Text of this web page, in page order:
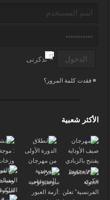
تذكرنى
فقدت كلمة المرور؟
الأكثر شعبية